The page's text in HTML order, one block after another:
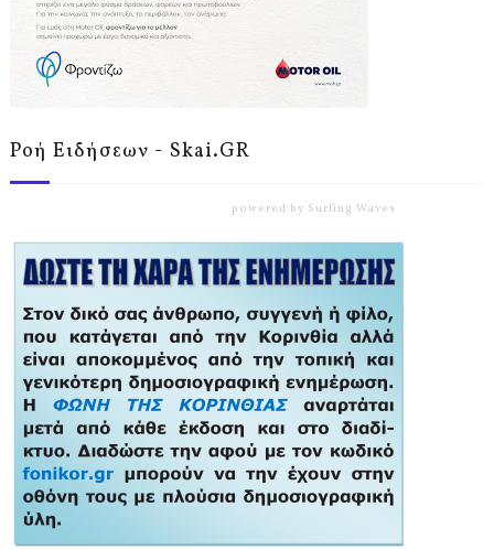
Ροή Ειδήσεων - Skai.GR
powered by Surfing Waves